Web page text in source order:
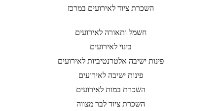
השכרת ציוד לאירועים במרכז
חשמל ותאורה לאירועים
בינוי לאירועים
פינות ישיבה אלטרנטיביות לאירועים
פינות ישיבה לאירועים
השכרת במות לאירועים
השכרת ציוד לבר מצווה